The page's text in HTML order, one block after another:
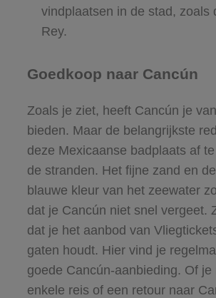
vindplaatsen in de stad, zoals
Rey.
Goedkoop naar Cancún
Zoals je ziet, heeft Cancún je
bieden. Maar de belangrijkste
deze Mexicaanse badplaats af
de stranden. Het fijne zand en
blauwe kleur van het zeewater
dat je Cancún niet snel vergeet.
dat je het aanbod van
gaten houdt. Hier vind je
goede Cancún-aanbieding. Of je
enkele reis of een retour naar